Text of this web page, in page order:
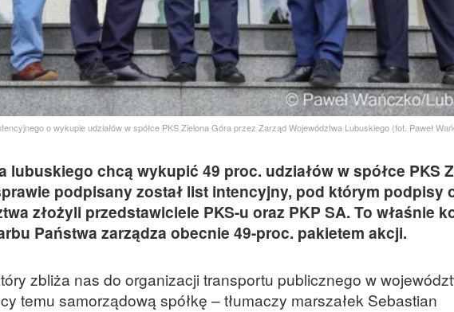
o wykupie udziałów w spółce PKS Zielona Góra przez Zarząd Województwa Lubuskiego (fot. Paweł
lubuskiego chcą wykupić 49 proc. udziałów w spółce PKS
podpisany został list intencyjny, pod którym podpisy
złożyli przedstawiciele PKS-u oraz PKP SA. To właśnie
Państwa zarządza obecnie 49-proc. pakietem akcji.
zbliża nas do organizacji transportu publicznego w
temu samorządową spółkę – tłumaczy marszałek Sebastian